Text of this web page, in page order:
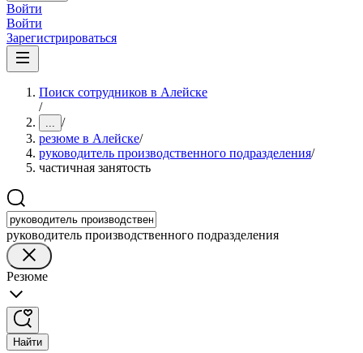
Войти
Войти
Зарегистрироваться
Поиск сотрудников в Алейске
/
... /
резюме в Алейске/
руководитель производственного подразделения/
частичная занятость
руководитель производственного подразделения
Резюме
Найти